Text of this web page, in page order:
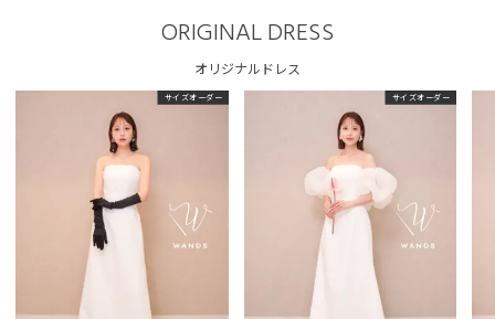
ORIGINAL DRESS
オリジナルドレス
サイズオーダー サイズオーダー